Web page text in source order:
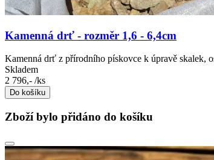
Kamenná drť - rozměr 1,6 - 6,4cm
Kamenná drť z přírodního pískovce k úpravě skalek,
Skladem
2 796,- /ks
Do košíku
Zboží bylo přidáno do košíku